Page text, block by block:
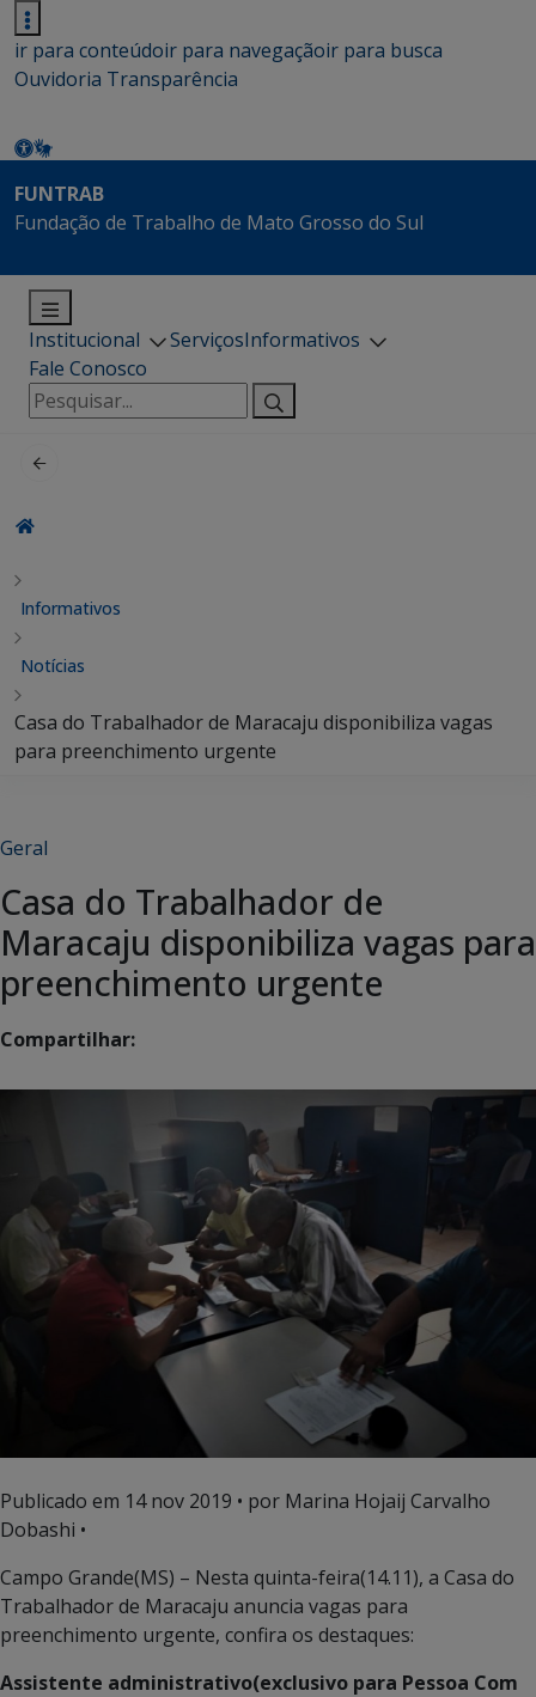
ir para conteúdoir para navegaçãoir para busca
Ouvidoria Transparência
FUNTRAB
Fundação de Trabalho de Mato Grosso do Sul
Institucional ServiçosInformativos
Fale Conosco
Pesquisar
por:
Informativos
Notícias
Casa do Trabalhador de Maracaju disponibiliza vagas
para preenchimento urgente
Geral
Casa do Trabalhador de
Maracaju disponibiliza vagas para
preenchimento urgente
Compartilhar:
Publicado em 14 nov 2019 • por Marina Hojaij Carvalho
Dobashi •
Campo Grande(MS) – Nesta quinta-feira(14.11), a Casa do
Trabalhador de Maracaju anuncia vagas para
preenchimento urgente, confira os destaques:
Assistente administrativo(exclusivo para Pessoa Com